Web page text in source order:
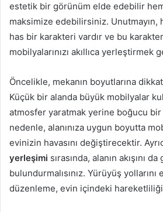
estetik bir görünüm elde edebilir hem
maksimize edebilirsiniz. Unutmayın,
has bir karakteri vardır ve bu
mobilyalarınızı akıllıca yerleştirmek
Öncelikle, mekanın boyutlarına
Küçük bir alanda büyük mobilyalar
atmosfer yaratmak yerine boğucu
nedenle, alanınıza uygun boyutta
evinizin havasını değiştirecektir.
yerleşimi sırasında, alanın akışını
bulundurmalısınız. Yürüyüş
düzenleme, evin içindeki hareketliliği